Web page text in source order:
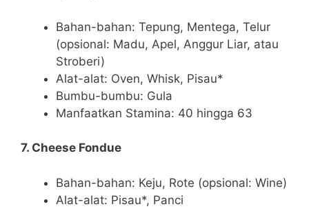
Bahan-bahan: Tepung, Mentega, Telur
(opsional: Madu, Apel, Anggur Liar, atau
Stroberi)
Alat-alat: Oven, Whisk, Pisau*
Bumbu-bumbu: Gula
Manfaatkan Stamina: 40 hingga 63
7. Cheese Fondue
Bahan-bahan: Keju, Rote (opsional: Wine)
Alat-alat: Pisau*, Panci